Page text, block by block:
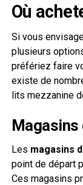
Où
Si vous
plusieurs
préfériez faire
existe de
lits mezzanine
Magasins
Les magasins
point de départ
Ces magasins